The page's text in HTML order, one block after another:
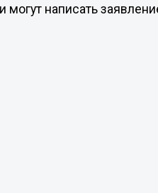
могут написать